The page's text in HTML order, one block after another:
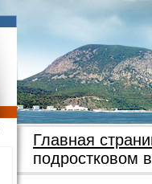
Главная
подростковом